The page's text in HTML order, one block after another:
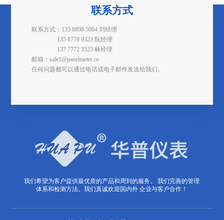
联系方式
联系方式：135 8898 5004 刘经理
135 8778 9323 阮经理
137 7772 3523 林经理
邮箱：sale1@panelmeter.co
任何问题都可以通过电话或电子邮件发送给我们。
我们希望为客户提供最优质的产品和周到的服务。 我们完善的管理
体系和检测方法。我们真诚欢迎国内外 企业与客户合作！